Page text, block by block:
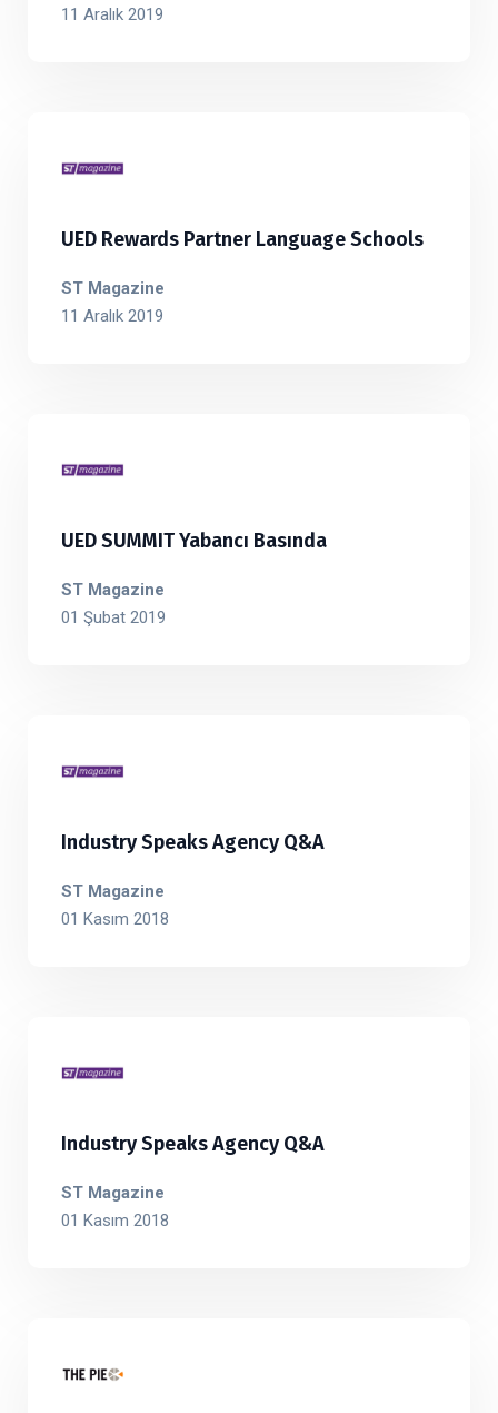
11 Aralık 2019
UED Rewards Partner Language Schools
ST Magazine
11 Aralık 2019
UED SUMMIT Yabancı Basında
ST Magazine
01 Şubat 2019
Industry Speaks Agency Q&A
ST Magazine
01 Kasım 2018
Industry Speaks Agency Q&A
ST Magazine
01 Kasım 2018